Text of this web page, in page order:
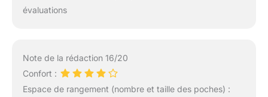
évaluations
Note de la rédaction 16/20
Confort :
Espace de rangement (nombre et taille des poches) :